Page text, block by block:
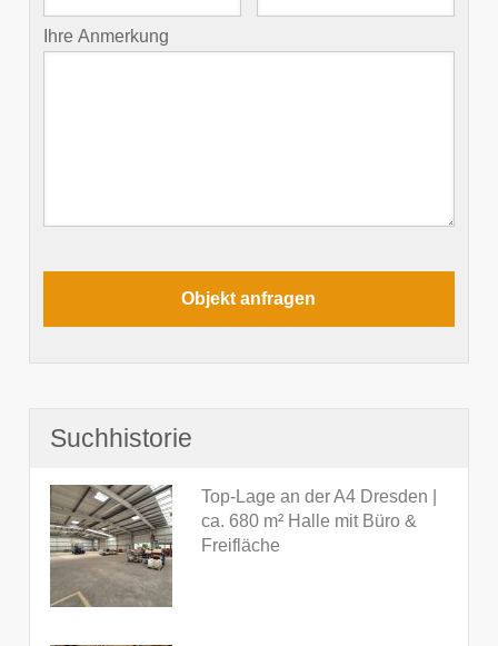
Ihre Anmerkung
Suchhistorie
Top-Lage an der A4 Dresden |
ca. 680 m² Halle mit Büro &
Freifläche